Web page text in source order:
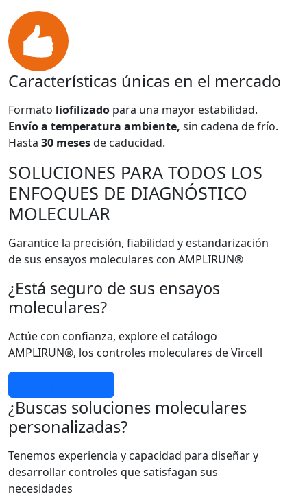
Características únicas en el mercado
Formato liofilizado para una mayor estabilidad.
Envío a temperatura ambiente, sin cadena de frío.
Hasta 30 mesesde caducidad.
SOLUCIONES PARA TODOS LOS
ENFOQUES DE DIAGNÓSTICO
MOLECULAR
Garantice la precisión, fiabilidad y estandarización
de sus ensayos moleculares con AMPLIRUN®
¿Está seguro de sus ensayos
moleculares?
Actúe con confianza, explore el catálogo
AMPLIRUN®, los controles moleculares de Vircell
¿Buscas soluciones moleculares
personalizadas?
Tenemos experiencia y capacidad para diseñar y
desarrollar controles que satisfagan sus
necesidades